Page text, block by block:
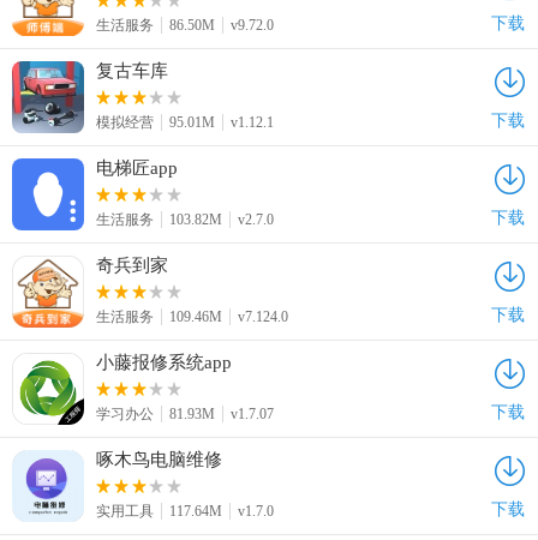
生活服务 86.50M v9.72.0 下载
复古车库
模拟经营 95.01M v1.12.1 下载
电梯匠app
生活服务 103.82M v2.7.0 下载
奇兵到家
生活服务 109.46M v7.124.0 下载
小藤报修系统app
学习办公 81.93M v1.7.07 下载
啄木鸟电脑维修
实用工具 117.64M v1.7.0 下载